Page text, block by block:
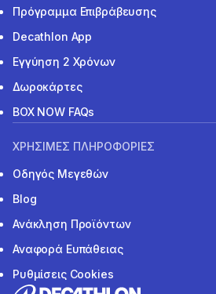
Πρόγραμμα Επιβράβευσης
Decathlon App
Εγγύηση 2 Χρόνων
Δωροκάρτες
BOX NOW FAQs
ΧΡΗΣΙΜΕΣ ΠΛΗΡΟΦΟΡΙΕΣ
Οδηγός Μεγεθών
Blog
Ανάκληση Προϊόντων
Αναφορά Ευπάθειας
Ρυθμίσεις Cookies